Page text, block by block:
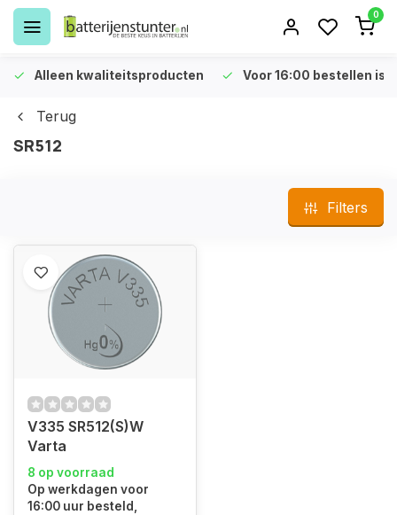
0
Alleen kwaliteitsproducten Voor 16:00 bestellen is
Terug
SR512
Filters
V335 SR512(S)W
Varta
8 op voorraad
Op werkdagen voor
16:00 uur besteld,